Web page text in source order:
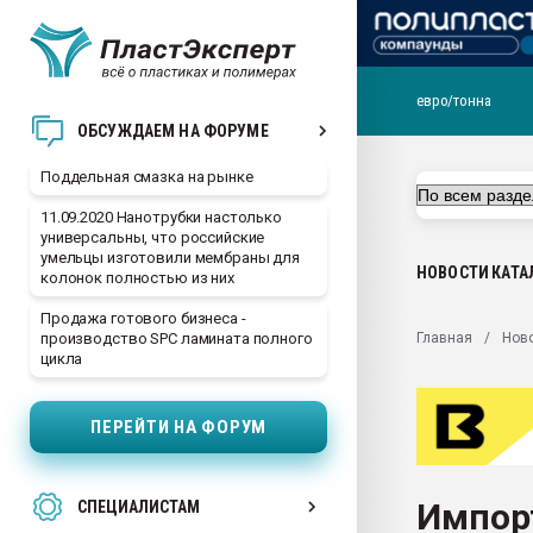
ОБСУЖДАЕМ НА ФОРУМЕ
Поддельная смазка на рынке
11.09.2020 Нанотрубки настолько
универсальны, что российские
умельцы изготовили мембраны для
колонок полностью из них
Продажа готового бизнеса -
производство SPC ламината полного
цикла
ПЕРЕЙТИ НА ФОРУМ
СПЕЦИАЛИСТАМ
ближайшее
Подмосковье, Москва
первый план в
28.07.2026
Всё, что касается
Материал поверхности
Продам отходы
евро/тонна
НОВОСТИ
Главная